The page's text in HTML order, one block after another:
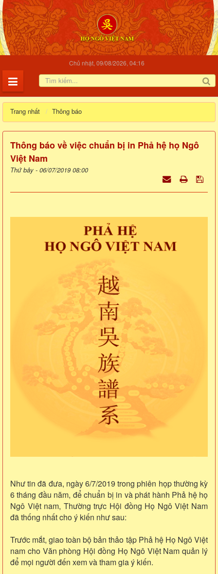
Chủ nhật, 09/08/2026, 04:16
Trang nhất Thông báo
Thông báo về việc chuẩn bị in Phả hệ họ Ngô
Việt Nam
Thứ bảy - 06/07/2019 08:00
Như tin đã đưa, ngày 6/7/2019 trong phiên họp thường kỳ
6 tháng đầu năm, để chuẩn bị in và phát hành Phả hệ họ
Ngô Việt nam, Thường trực Hội đồng Họ Ngô Việt Nam
đã thống nhất cho ý kiến như sau:
Trước mắt, giao toàn bộ bản thảo tập Phả hệ Họ Ngô Việt
nam cho Văn phòng Hội đồng Họ Ngô Việt Nam quản lý
để mọi người đến xem và tham gia ý kiến.